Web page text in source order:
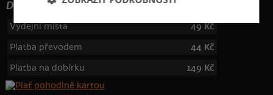
Dotujeme poštovné
Výdejní místa
49 Kč
Platba převodem
44 Kč
Platba na dobírku
149 Kč